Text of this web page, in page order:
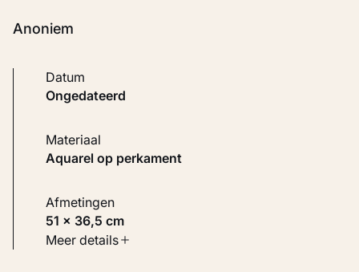
Anoniem
Datum
ongedateerd
Materiaal
Aquarel op perkament
Afmetingen
51 × 36,5 cm
Soort werk
Meer details